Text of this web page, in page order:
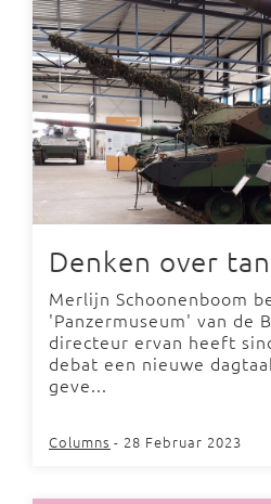
Denken over
Merlijn Schoonenboom
'Panzermuseum' van de
directeur ervan heeft
debat een nieuwe
geve...
Columns - 28 Februar 2023